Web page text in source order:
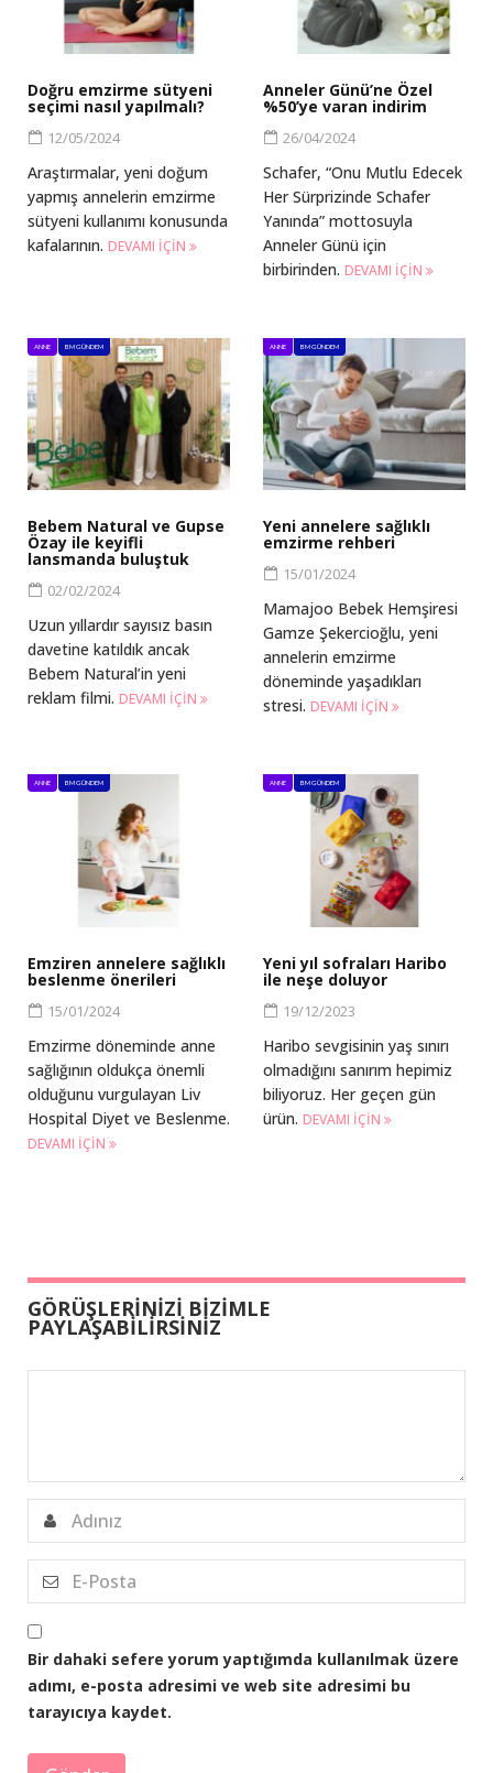
Doğru emzirme sütyeni
seçimi nasıl yapılmalı?
12/05/2024
Araştırmalar, yeni doğum
yapmış annelerin emzirme
sütyeni kullanımı konusunda
kafalarının. DEVAMI IÇIN
Anneler Günü’ne Özel
%50’ye varan indirim
26/04/2024
Schafer, “Onu Mutlu Edecek
Her Sürprizinde Schafer
Yanında” mottosuyla
Anneler Günü için
birbirinden. DEVAMI IÇIN
ANNE BM GÜNDEM
Bebem Natural ve Gupse
Özay ile keyifli
lansmanda buluştuk
02/02/2024
Uzun yıllardır sayısız basın
davetine katıldık ancak
Bebem Natural’in yeni
reklam filmi. DEVAMI IÇIN
ANNE BM GÜNDEM
Yeni annelere sağlıklı
emzirme rehberi
15/01/2024
Mamajoo Bebek Hemşiresi
Gamze Şekercioğlu, yeni
annelerin emzirme
döneminde yaşadıkları
stresi. DEVAMI IÇIN
ANNE BM GÜNDEM
Emziren annelere sağlıklı
beslenme önerileri
15/01/2024
Emzirme döneminde anne
sağlığının oldukça önemli
olduğunu vurgulayan Liv
Hospital Diyet ve Beslenme.
DEVAMI IÇIN
ANNE BM GÜNDEM
Yeni yıl sofraları Haribo
ile neşe doluyor
19/12/2023
Haribo sevgisinin yaş sınırı
olmadığını sanırım hepimiz
biliyoruz. Her geçen gün
ürün. DEVAMI IÇIN
GÖRÜŞLERİNİZİ BİZİMLE
PAYLAŞABİLİRSİNİZ
Bir dahaki sefere yorum yaptığımda kullanılmak üzere
adımı, e-posta adresimi ve web site adresimi bu
tarayıcıya kaydet.